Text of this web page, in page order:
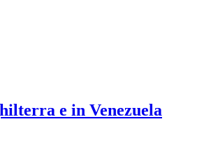
e in Venezuela